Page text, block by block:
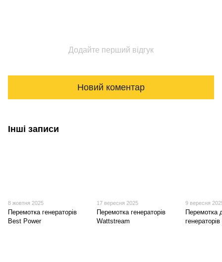
Додайте перший відгук
Новий коментар
Інші записи
8 жовтня 2025
Перемотка генераторів
Best Power
17 вересня 2025
Перемотка генераторів
Wattstream
9 вересня
Перемотка